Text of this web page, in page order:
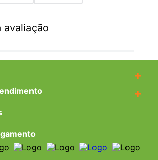
produto de 1 a 5 estrelas
★★★
de email
avaliação
+
+